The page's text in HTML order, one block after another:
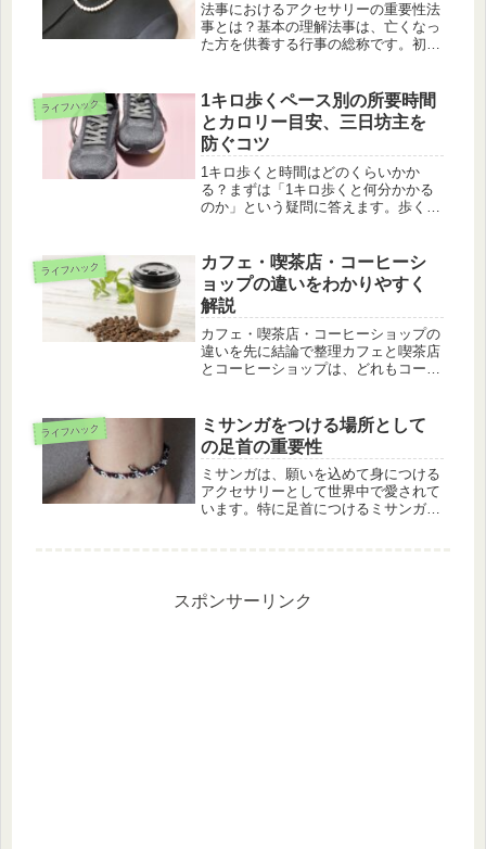
法事におけるアクセサリーの重要性法
事とは？基本の理解法事は、亡くなっ
た方を供養する行事の総称です。初七
は静かな場にふさわしい装いを心がけ
ると安心です。装いは喪服だけでな
く、...
ライフハック
1キロ歩くペース別の所要時間
とカロリー目安、三日坊主を
防ぐコツ
1キロ歩くと時間はどのくらいかか
る？まずは「1キロ歩くと何分かかる
のか」という疑問に答えます。歩く速
れます。これは1時間で4〜5キロ進む
速さという意味です。1分で進む距
離...
ライフハック
カフェ・喫茶店・コーヒーシ
ョップの違いをわかりやすく
解説
カフェ・喫茶店・コーヒーショップの
違いを先に結論で整理カフェと喫茶店
とコーヒーショップは、どれもコーヒ
コーヒーへの専門性で印象が変わりま
す。似ている言葉だからこそ、最初に
ざっ...
ライフハック
ミサンガをつける場所として
の足首の重要性
ミサンガは、願いを込めて身につける
アクセサリーとして世界中で愛されて
います。特に足首につけるミサンガ
え、地...
スポンサーリンク